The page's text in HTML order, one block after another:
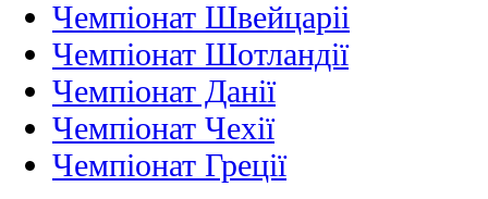
Чемпіонат Швейцаріі
Чемпіонат Шотландії
Чемпіонат Данії
Чемпіонат Чехії
Чемпіонат Греції